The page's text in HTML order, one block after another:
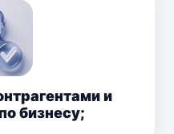
и
бизнесу;